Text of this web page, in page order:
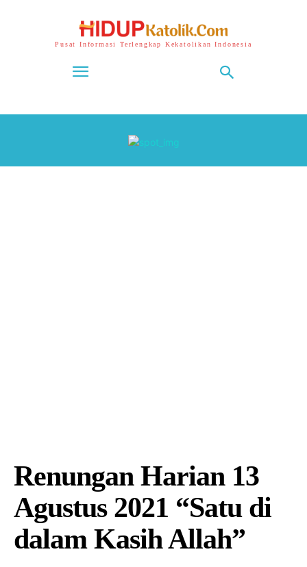
Pusat Informasi Terlengkap Kekatolikan Indonesia
Renungan Harian 13
Agustus 2021 “Satu di
dalam Kasih Allah”